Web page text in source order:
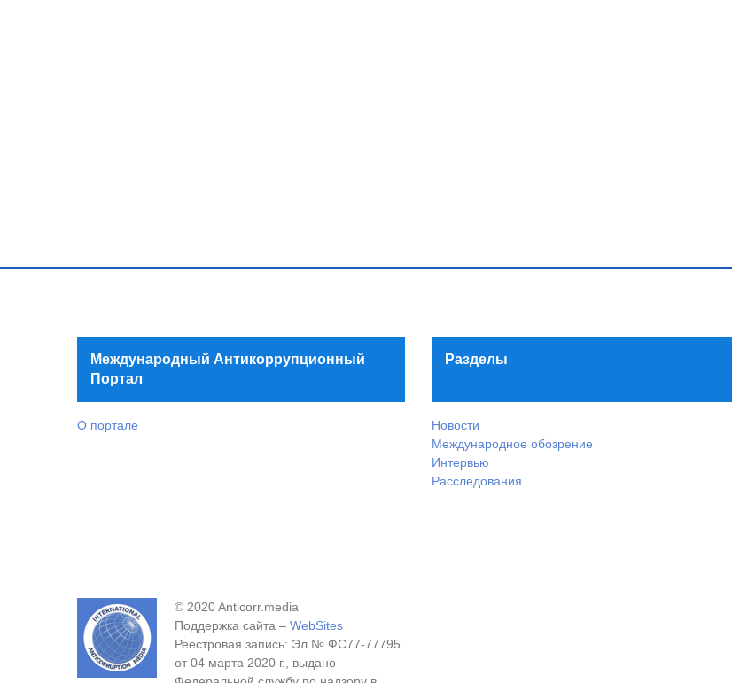
Международный Антикоррупционный
Портал
О портале
Разделы
Новости
Международное обозрение
Интервью
Расследования
© 2020 Anticorr.media
Поддержка сайта – WebSites
Реестровая запись: Эл № ФС77-77795
от 04 марта 2020 г., выдано